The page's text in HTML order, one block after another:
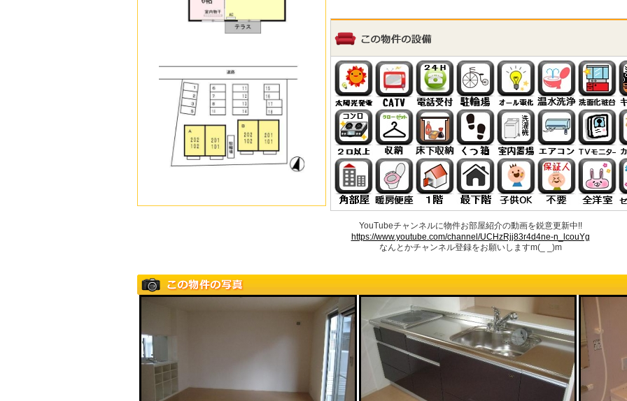
YouTubeチャンネルに物件お部屋紹介の動画を鋭意更新中!!
https://www.youtube.com/channel/UCHzRjj83r4d4ne-n_lcouYg
なんとかチャンネル登録をお願いしますm(_ _)m